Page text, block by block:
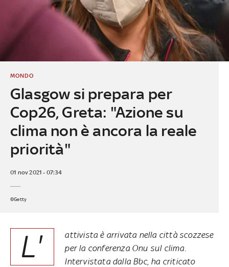
Glasgow si prepara per
Cop26, Greta: "Azione su
clima non è ancora la reale
priorità"
MONDO
01 nov 2021 - 07:34
©Getty
L'
attivista è arrivata nella città scozzese
per la conferenza Onu sul clima.
Intervistata dalla Bbc, ha criticato